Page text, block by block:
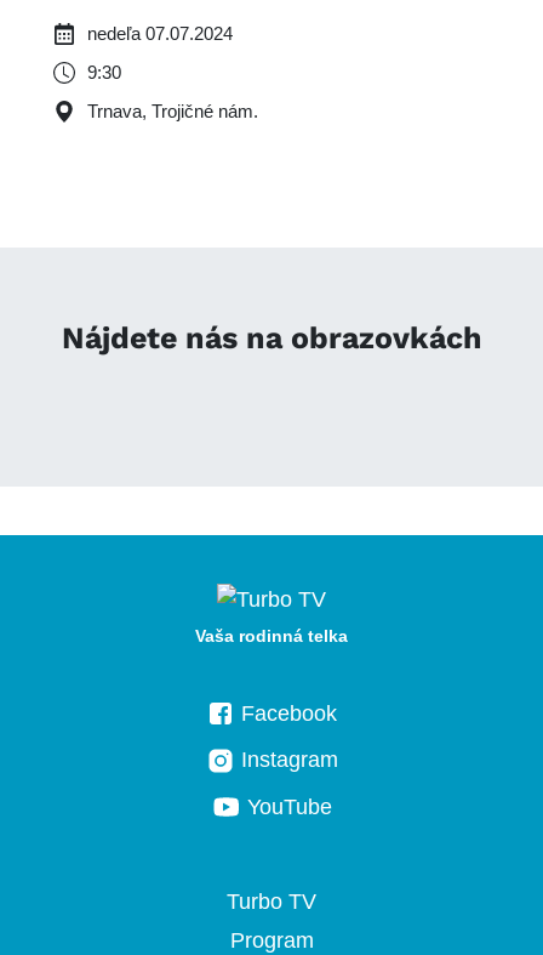
nedeľa 07.07.2024
9:30
Trnava, Trojičné nám.
Nájdete nás na obrazovkách
Vaša rodinná telka
Turbo TV
Program
Facebook
Instagram
YouTube